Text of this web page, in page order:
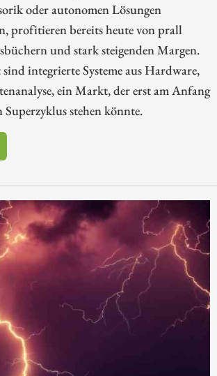
oder autonomen Lösungen
profitieren bereits heute von prall
und stark steigenden Margen.
sind integrierte Systeme aus Hardware,
ein Markt, der erst am Anfang
Superzyklus stehen könnte.